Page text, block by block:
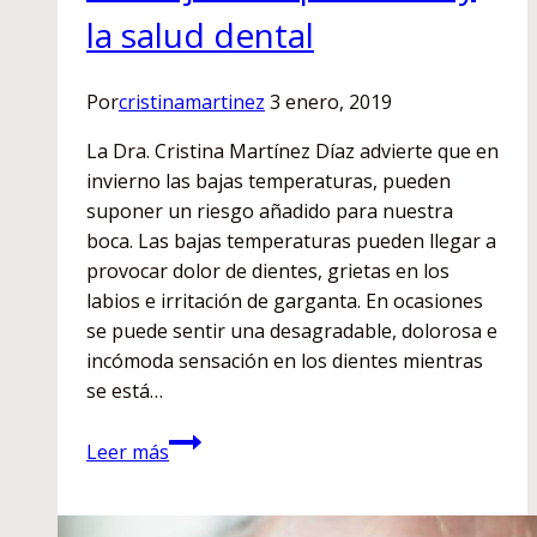
la salud dental
Porcristinamartinez 3 enero, 2019
La Dra. Cristina Martínez Díaz advierte que en
invierno las bajas temperaturas, pueden
suponer un riesgo añadido para nuestra
boca. Las bajas temperaturas pueden llegar a
provocar dolor de dientes, grietas en los
labios e irritación de garganta. En ocasiones
se puede sentir una desagradable, dolorosa e
incómoda sensación en los dientes mientras
se está…
Leer másLas
bajas